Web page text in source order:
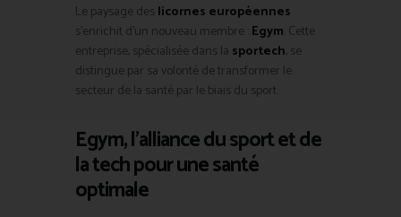
Le paysage deslicornes européennes
s’enrichit d’un nouveau membre : Egym . Cette
entreprise, spécialisée dans la sportech , se
distingue par sa volonté de transformer le
secteur de la santé par le biais du sport.
Egym, l’alliance du sport et de
la tech pour une santé
optimale